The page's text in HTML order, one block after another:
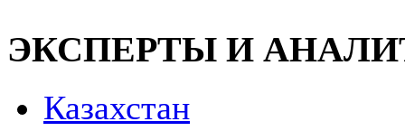
ЭКСПЕРТЫ И
Казахстан